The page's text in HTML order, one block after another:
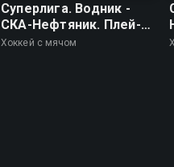
Суперлига. Водник -
СКА-Нефтяник. Плей-
офф
Хоккей с мячом